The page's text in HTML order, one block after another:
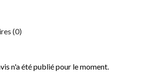
(0)
n'a été publié pour le moment.